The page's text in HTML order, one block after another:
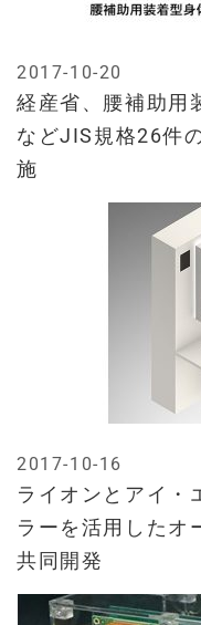
経産省、腰補助用
などJIS規格26件
施
2017-10-20
ライオンとアイ・
ラーを活用したオ
共同開発
2017-10-16